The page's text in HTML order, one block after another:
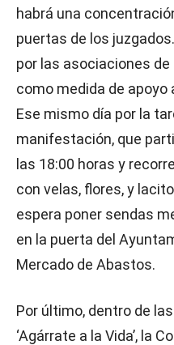
habrá una
puertas de los
por las asociaciones
como medida de apoyo
Ese mismo día por la
manifestación, que
las 18:00 horas y
con velas, flores, y
espera poner sendas
en la puerta del
Mercado de Abastos.
Por último, dentro de
‘Agárrate a la Vida’, la